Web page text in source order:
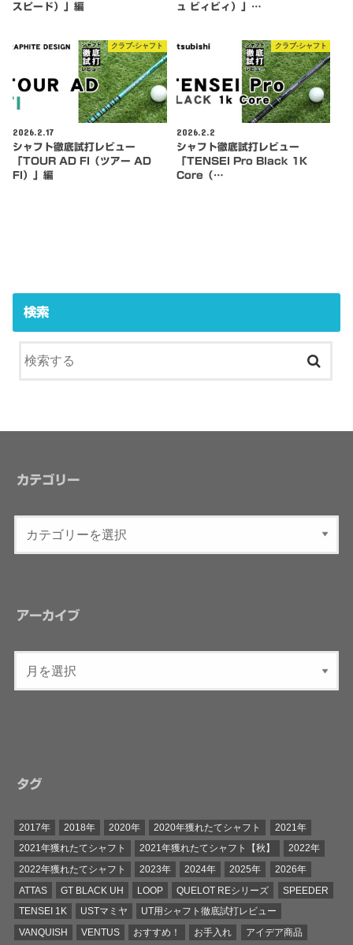
スピード）」編
ュ ビィビィ）」…
クラブ-シャフト
2026.2.17
シャフト徹底試打レビュー
「TOUR AD FI（ツアー AD
FI）」編
クラブ-シャフト
2026.2.2
シャフト徹底試打レビュー
「TENSEI Pro Black 1K
Core（…
検索
カテゴリー
アーカイブ
タグ
2017年 2018年 2020年 2020年獲れたてシャフト
2021年
2021年獲れたてシャフト
2021年獲れたてシャフト【秋】
2022年
2022年獲れたてシャフト
2023年 2024年 2025年
2026年
ATTAS
GT BLACK UH LOOP QUELOT REシリーズ
SPEEDER
TENSEI 1K
USTマミヤ
UT用シャフト徹底試打レビュー
VANQUISH
VENTUS おすすめ！ お手入れ
アイデア商品